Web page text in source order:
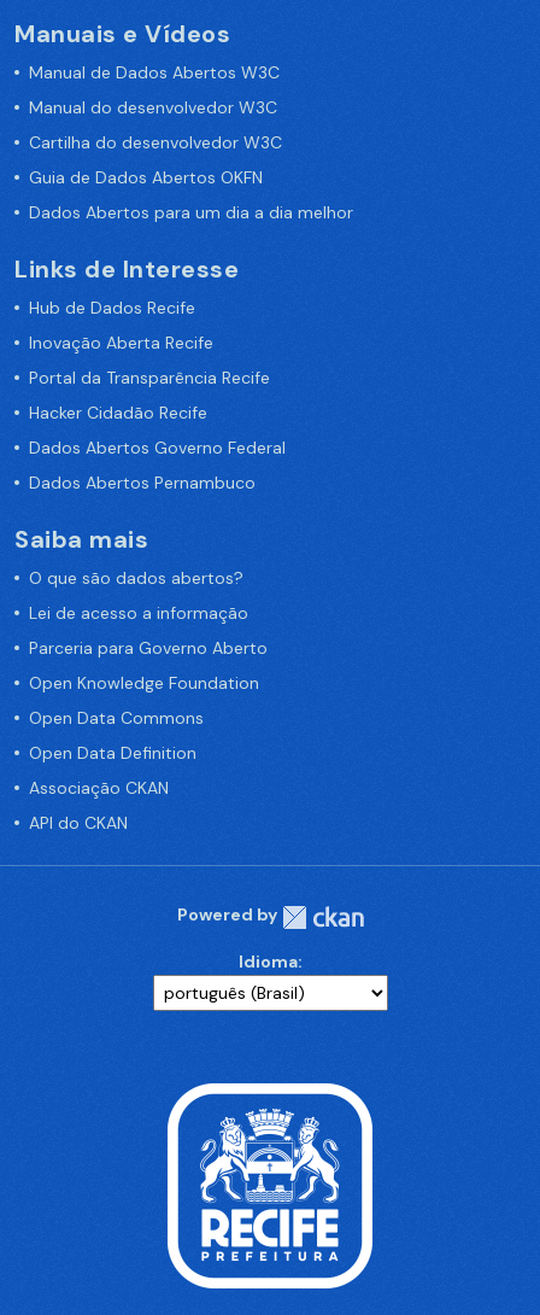
Manuais e Vídeos
Manual de Dados Abertos W3C
Manual do desenvolvedor W3C
Cartilha do desenvolvedor W3C
Guia de Dados Abertos OKFN
Dados Abertos para um dia a dia melhor
Links de Interesse
Hub de Dados Recife
Inovação Aberta Recife
Portal da Transparência Recife
Hacker Cidadão Recife
Dados Abertos Governo Federal
Dados Abertos Pernambuco
Saiba mais
O que são dados abertos?
Lei de acesso a informação
Parceria para Governo Aberto
Open Knowledge Foundation
Open Data Commons
Open Data Definition
Associação CKAN
API do CKAN
Powered by
Idioma